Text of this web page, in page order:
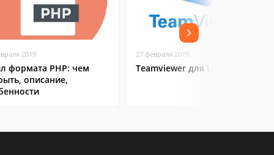
2019
формата PHP: чем
описание,
27 февраля 2019
Teamviewer для Ubuntu